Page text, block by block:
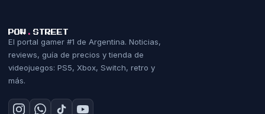
POW . STREET
El portal gamer #1 de Argentina. Noticias,
reviews, guía de precios y tienda de
videojuegos: PS5, Xbox, Switch, retro y
más.